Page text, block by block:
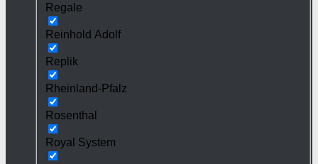
Regale
Reinhold Adolf
Replik
Rheinland-Pfalz
Rosenthal
Royal System